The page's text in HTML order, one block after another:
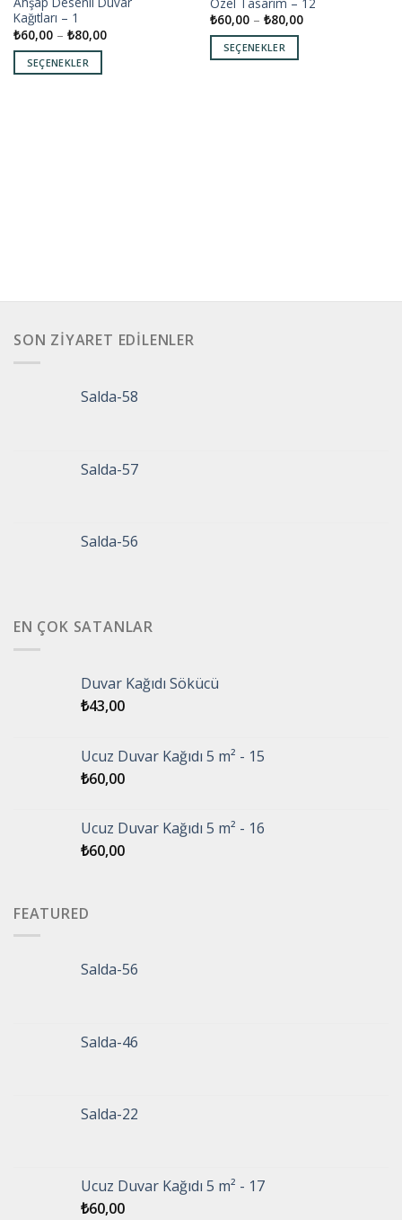
Kağıtları – 1
₺60,00– ₺80,00
SEÇENEKLER
₺60,00– ₺80,00
SEÇENEKLER
SON ZIYARET EDILENLER
Salda-58
Salda-57
Salda-56
EN ÇOK SATANLAR
Duvar Kağıdı Sökücü
₺43,00
Ucuz Duvar Kağıdı 5 m² - 15
₺60,00
Ucuz Duvar Kağıdı 5 m² - 16
₺60,00
FEATURED
Salda-56
Salda-46
Salda-22
Ucuz Duvar Kağıdı 5 m² - 17
₺60,00